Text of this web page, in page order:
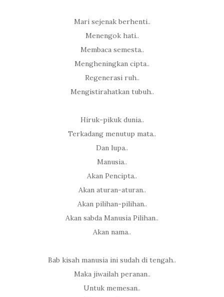
Mari sejenak berhenti..
Menengok hati..
Membaca semesta..
Mengheningkan cipta..
Regenerasi ruh..
Mengistirahatkan tubuh..
Hiruk-pikuk dunia..
Terkadang menutup mata..
Dan lupa..
Manusia..
Akan Pencipta..
Akan aturan-aturan..
Akan pilihan-pilihan..
Akan sabda Manusia Pilihan..
Akan nama..
Bab kisah manusia ini sudah di tengah..
Maka jiwailah peranan..
Untuk memesan..